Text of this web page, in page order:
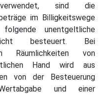
sind die
im Billigkeitswege
unentgeltliche
besteuert. Bei
Räumlichkeiten von
Hand wird aus
von der Besteuerung
und einer